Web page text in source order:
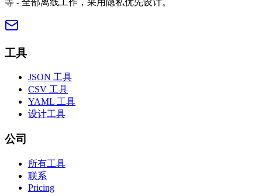
等 - 全部离线工作，采用隐私优先设计。
工具
JSON 工具
CSV 工具
YAML 工具
设计工具
公司
所有工具
联系
Pricing